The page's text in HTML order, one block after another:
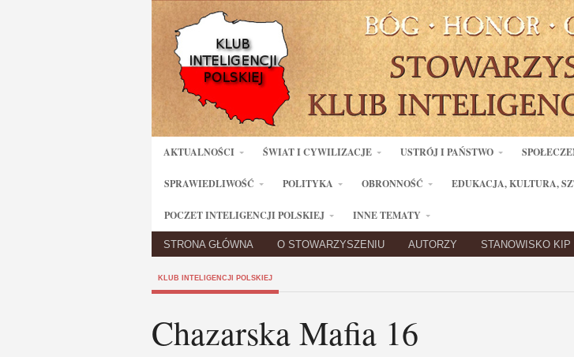
AKTUALNOŚCI ŚWIAT I CYWILIZACJE USTRÓJ I PAŃSTWO
SPRAWIEDLIWOŚĆ POLITYKA OBRONNOŚĆ EDUKACJA, KULTURA,
POCZET INTELIGENCJI POLSKIEJ INNE TEMATY
STRONA GŁÓWNA O STOWARZYSZENIU AUTORZY STANOWISKO KIP
KLUB INTELIGENCJI POLSKIEJ
Chazarska Mafia 16